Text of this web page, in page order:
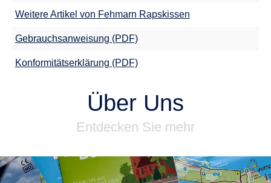
Weitere Artikel von Fehmarn Rapskissen
Gebrauchsanweisung (PDF)
Konformitätserklärung (PDF)
Über Uns
Entdecken Sie mehr